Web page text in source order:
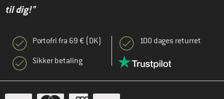
til dig!"
Portofri fra 69 € (DK)
Sikker betaling
100 dages returret